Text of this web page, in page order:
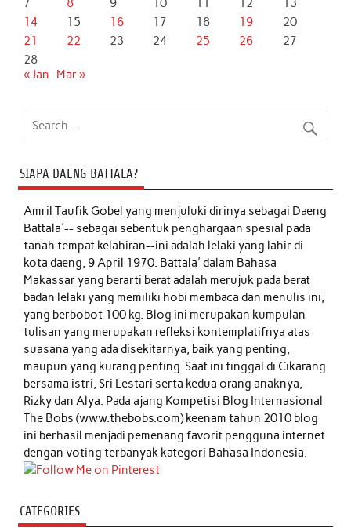
7 8 9 10 12
13
14
15 16 17 18 19
20
21
22 23 24 25 26
27
28
« Jan
Mar »
SIAPA DAENG BATTALA?
Amril Taufik Gobelyang menjuluki dirinya sebagai Daeng
Battala'-- sebagai sebentuk penghargaan spesial pada
tanah tempat kelahiran--ini adalah lelaki yang lahir di
kota daeng, 9 April 1970. Battala' dalam Bahasa
Makassar yang berarti berat adalah merujuk pada berat
badan lelaki yang memiliki hobi membaca dan menulis ini,
yang berbobot 100 kg. Blog ini merupakan kumpulan
tulisan yang merupakan refleksi kontemplatifnya atas
suasana yang ada disekitarnya, baik yang penting,
maupun yang kurang penting. Saat ini tinggal di Cikarang
bersama istri, Sri Lestari serta kedua orang anaknya,
Rizky dan Alya. Pada ajang Kompetisi Blog Internasional
The Bobs (www.thebobs.com) keenam tahun 2010 blog
ini berhasil menjadi pemenang favorit pengguna internet
dengan voting terbanyak kategori Bahasa Indonesia.
CATEGORIES